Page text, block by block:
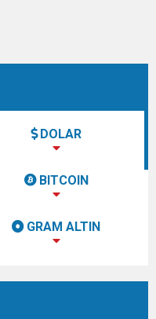
DOLAR
BITCOIN
GRAM ALTIN